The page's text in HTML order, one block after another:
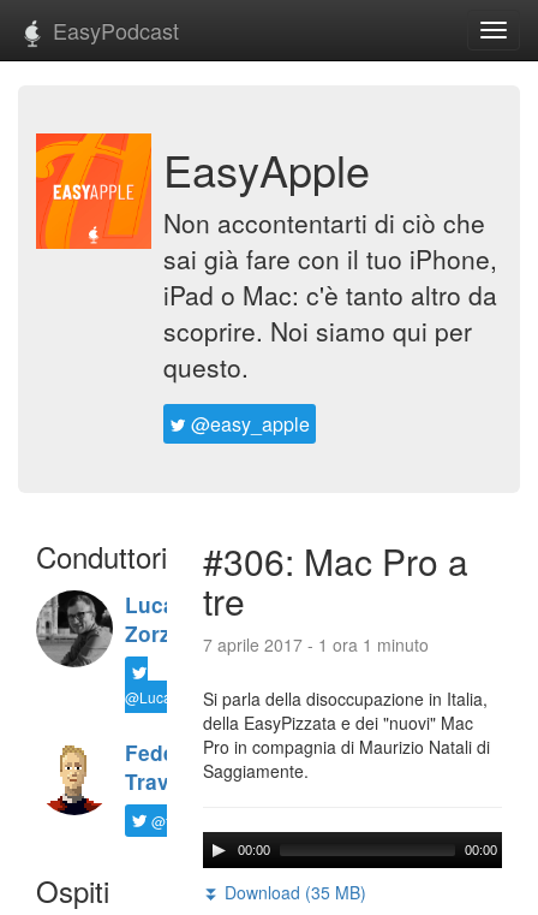
EasyPodcast
EasyApple
Non accontentarti di ciò che
sai già fare con il tuo iPhone,
iPad o Mac: c'è tanto altro da
scoprire. Noi siamo qui per
questo.
@easy_apple
Conduttori
Luca
Zorzi
@LucaTNT
Federico
Travaini
@ftrava
Ospiti
#306: Mac Pro a
tre
7 aprile 2017 - 1 ora 1 minuto
Si parla della disoccupazione in Italia,
della EasyPizzata e dei "nuovi" Mac
Pro in compagnia di Maurizio Natali di
Saggiamente.
00:00 00:00
⏬ Download (35 MB)